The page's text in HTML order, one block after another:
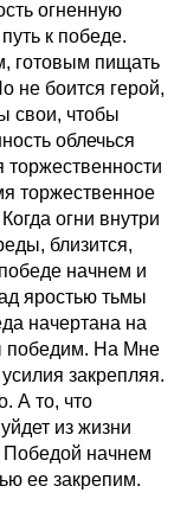
огненную
к победе.
готовым пищать
не боится герой,
свои, чтобы
облечься
торжественное
огни внутри
близится,
начнем и
яростью тьмы
начертана на
победим. На Мне
закрепляя.
А то, что
из жизни
Победой начнем
ее закрепим.